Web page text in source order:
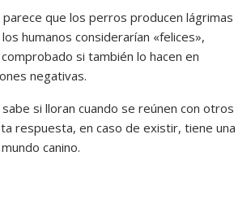
parece que los perros producen lágrimas
humanos considerarían «felices»,
si también lo hacen en
negativas.
si lloran cuando se reúnen con otros
respuesta, en caso de existir, tiene una
canino.